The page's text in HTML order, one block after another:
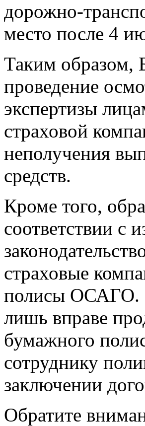
дорожно-
место после 4
Таким образом,
проведение
экспертизы
страховой
неполучения
средств.
Кроме того,
соответствии с
страховые
полисы ОСАГО.
лишь вправе
бумажного
сотруднику
заключении
Обратите